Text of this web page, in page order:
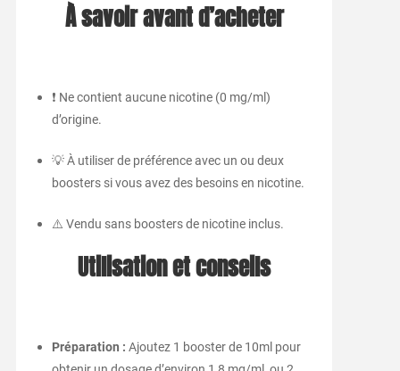
À savoir avant d’acheter
❗ Ne contient aucune nicotine (0 mg/ml)
d’origine.
💡 À utiliser de préférence avec un ou deux
boosters si vous avez des besoins en nicotine.
⚠️ Vendu sans boosters de nicotine inclus.
Utilisation et conseils
Préparation : Ajoutez 1 booster de 10ml pour